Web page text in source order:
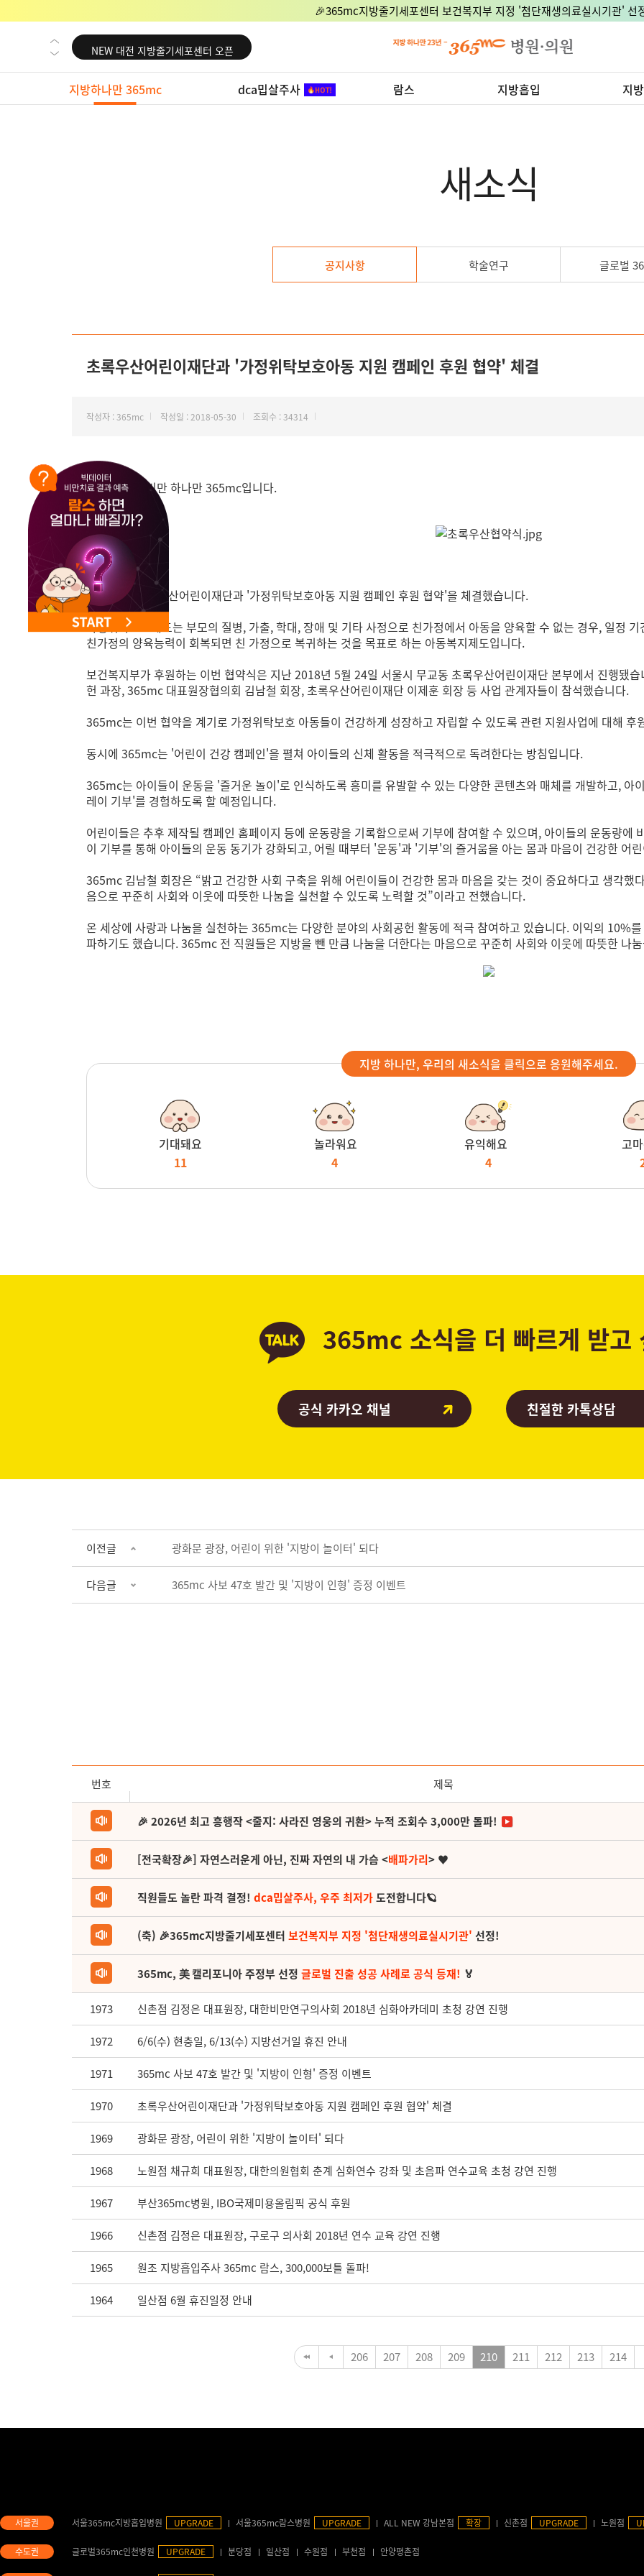
🎉365mc지방줄기세포센터 보건복지부 지정 '첨단재생의료실시기관' 선
NEW 교대 지방줄기세포센터 오픈
NEW 대전 지방줄기세포센터 오픈
NEW 노원 지방줄기세포센터 오픈
NEW 미국 LA점 오픈
지방하나만 365mc dca밉살주사 람스 지방흡입 지
새소식
공지사항 학술연구 글로벌
초록우산어린이재단과 '가정위탁보호아동 지원 캠페인 후원 협약' 체결
작성자 : 365mc 작성일 : 2018-05-30 조회수 : 34314
안녕하세요. 비만 하나만 365mc입니다.
365mc가 초록우산어린이재단과 '가정위탁보호아동 지원 캠페인 후원 협약'을 체결했습니다.
가정위탁보호제도는 부모의 질병, 가출, 학대, 장애 및 기타 사정으로 친가정에서 아동을 양육할 수 없는 경우, 일정
친가정의 양육능력이 회복되면 친 가정으로 복귀하는 것을 목표로 하는 아동복지제도입니다.
보건복지부가 후원하는 이번 협약식은 지난 2018년 5월 24일 서울시 무교동 초록우산어린이재단 본부에서 진행됐
헌 과장, 365mc 대표원장협의회 김남철 회장, 초록우산어린이재단 이제훈 회장 등 사업 관계자들이 참석했습니다.
365mc는 이번 협약을 계기로 가정위탁보호 아동들이 건강하게 성장하고 자립할 수 있도록 관련 지원사업에 대해 후
동시에 365mc는 '어린이 건강 캠페인'을 펼쳐 아이들의 신체 활동을 적극적으로 독려한다는 방침입니다.
365mc는 아이들이 운동을 '즐거운 놀이'로 인식하도록 흥미를 유발할 수 있는 다양한 콘텐츠와 매체를 개발하고, 아
레이 기부'를 경험하도록 할 예정입니다.
어린이들은 추후 제작될 캠페인 홈페이지 등에 운동량을 기록함으로써 기부에 참여할 수 있으며, 아이들의 운동량
이 기부를 통해 아이들의 운동 동기가 강화되고, 어릴 때부터 '운동'과 '기부'의 즐거움을 아는 몸과 마음이 건강한 어
365mc 김남철 회장은 “밝고 건강한 사회 구축을 위해 어린이들이 건강한 몸과 마음을 갖는 것이 중요하다고 생각했
음으로 꾸준히 사회와 이웃에 따뜻한 나눔을 실천할 수 있도록 노력할 것”이라고 전했습니다.
온 세상에 사랑과 나눔을 실천하는 365mc는 다양한 분야의 사회공헌 활동에 적극 참여하고 있습니다. 이익의 10%
파하기도 했습니다. 365mc 전 직원들은 지방을 뺀 만큼 나눔을 더한다는 마음으로 꾸준히 사회와 이웃에 따뜻한 나
지방 하나만, 우리의 새소식을 클릭으로 응원해주세요.
기대돼요
11
놀라워요
4
유익해요
4
고
365mc 소식을 더 빠르게 받고
공식 카카오 채널 친절한 카톡상담
이전글 광화문 광장, 어린이 위한 '지방이 놀이터' 되다
다음글 365mc 사보 47호 발간 및 '지방이 인형' 증정 이벤트
번호 제목
🎉 2026년 최고 흥행작 <줄지: 사라진 영웅의 귀환> 누적 조회수 3,000만 돌파!
[전국확장🎉] 자연스러운게 아닌, 진짜 자연의 내 가슴 <배파가리> ♥
직원들도 놀란 파격 결정! dca밉살주사, 우주 최저가도전합니다🪐
(축) 🎉365mc지방줄기세포센터 보건복지부 지정 '첨단재생의료실시기관' 선정!
365mc, 美 캘리포니아 주정부 선정 글로벌 진출 성공 사례로 공식 등재! 🏅
1973 신촌점 김정은 대표원장, 대한비만연구의사회 2018년 심화아카데미 초청 강연 진행
1972 6/6(수) 현충일, 6/13(수) 지방선거일 휴진 안내
1971 365mc 사보 47호 발간 및 '지방이 인형' 증정 이벤트
1970 초록우산어린이재단과 '가정위탁보호아동 지원 캠페인 후원 협약' 체결
1969 광화문 광장, 어린이 위한 '지방이 놀이터' 되다
1968 노원점 채규희 대표원장, 대한의원협회 춘계 심화연수 강좌 및 초음파 연수교육 초청 강연 진행
1967 부산365mc병원, IBO국제미용올림픽 공식 후원
1966 신촌점 김정은 대표원장, 구로구 의사회 2018년 연수 교육 강연 진행
1965 원조 지방흡입주사 365mc 람스, 300,000보틀 돌파!
1964 일산점 6월 휴진일정 안내
206 207 208 209 210 211 212 213 214
서울365mc지방흡입병원 UPGRADE 서울365mc람스병원 UPGRADE ALL NEW 강남본점 확장 신촌점 UPGRADE 노원점
글로벌365mc인천병원 UPGRADE 분당점 일산점 수원점 부천점 안양평촌점